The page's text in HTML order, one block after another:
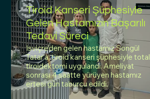
Tiroid Kanseri Şüphesiyle
Gelen Hastamızın Başarılı
Tedavi Süreci
İsviçre’den gelen hastamız Songül
Tatar’a, tiroid kanseri şüphesiyle total
tiroidektomi uygulandı. Ameliyat
sonrası 4 saatte yürüyen hastamız
ertesi gün taburcu edildi.